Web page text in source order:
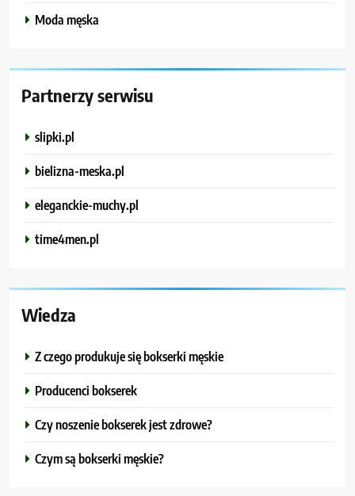
Moda męska
Partnerzy serwisu
slipki.pl
bielizna-meska.pl
eleganckie-muchy.pl
time4men.pl
Wiedza
Z czego produkuje się bokserki męskie
Producenci bokserek
Czy noszenie bokserek jest zdrowe?
Czym są bokserki męskie?